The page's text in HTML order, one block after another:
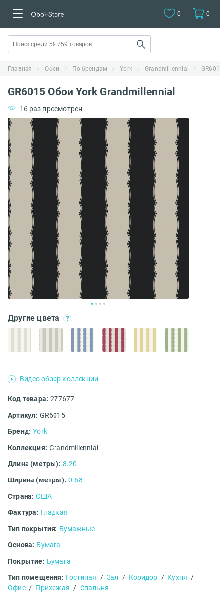
0 0
Главная Обои По брендам York Grandmillennial
GR6015 Обои York Grandmillennial
16 раз просмотрен
Код товара: 277677
Артикул: GR6015
Бренд: York
Коллекция: Grandmillennial
Длина (метры): 8.20
Ширина (метры): 0.68
Страна: США
Фактура: Гладкая
Тип покрытия: Бумажные
Основа: Бумага
Покрытие: Бумага
Тип помещения: Гостиная / Зал / Коридор / Кухня /
Офис / Прихожая / Спальня
Другие цвета
Видео обзор коллекции